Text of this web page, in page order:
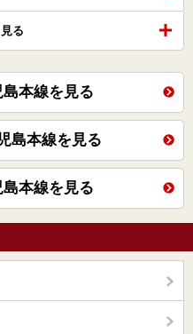
る
本線を見る
島本線を見る
本線を見る